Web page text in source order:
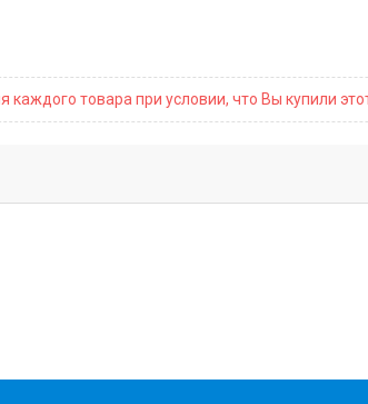
каждого товара при условии, что Вы купили